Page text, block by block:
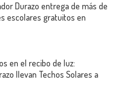
Durazo entrega de más de
escolares gratuitos en
en el recibo de luz:
llevan Techos Solares a